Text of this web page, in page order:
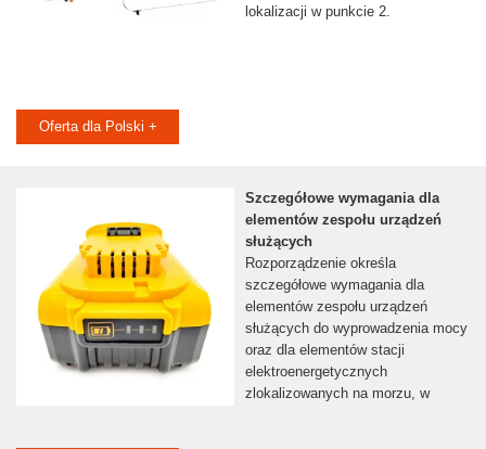
lokalizacji w punkcie 2.
Oferta dla Polski +
Szczegółowe wymagania dla
elementów zespołu urządzeń
służących
Rozporządzenie określa
szczegółowe wymagania dla
elementów zespołu urządzeń
służących do wyprowadzenia mocy
oraz dla elementów stacji
elektroenergetycznych
zlokalizowanych na morzu, w